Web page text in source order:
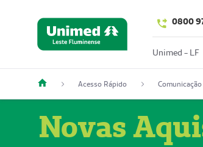
0800
Unimed - LF
Acesso Rápido Comunicação
Novas